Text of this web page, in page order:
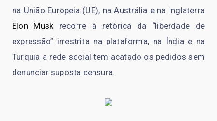
na União Europeia (UE), na Austrália e na Inglaterra
Elon Musk recorre à retórica da “liberdade de
expressão” irrestrita na plataforma, na Índia e na
Turquia a rede social tem acatado os pedidos sem
denunciar suposta censura.